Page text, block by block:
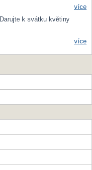
více
Darujte k svátku květiny
více